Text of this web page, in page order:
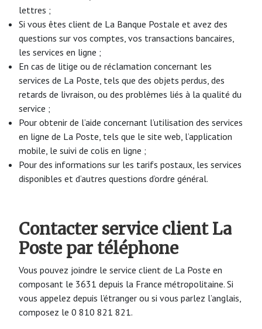
lettres ;
Si vous êtes client de La Banque Postale et avez des
questions sur vos comptes, vos transactions bancaires,
les services en ligne ;
En cas de litige ou de réclamation concernant les
services de La Poste, tels que des objets perdus, des
retards de livraison, ou des problèmes liés à la qualité du
service ;
Pour obtenir de l’aide concernant l’utilisation des services
en ligne de La Poste, tels que le site web, l’application
mobile, le suivi de colis en ligne ;
Pour des informations sur les tarifs postaux, les services
disponibles et d’autres questions d’ordre général.
Contacter service client La
Poste par téléphone
Vous pouvez joindre le service client de La Poste en
composant le 3631 depuis la France métropolitaine. Si
vous appelez depuis l’étranger ou si vous parlez l’anglais,
composez le 0 810 821 821.